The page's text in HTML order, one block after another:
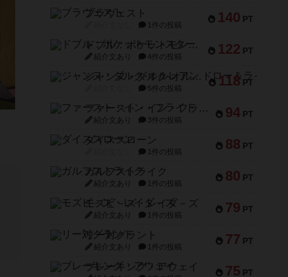
140 PT
ブラヴェスト
1件の投稿
122 PT
ドブル：ポケットモンスター
紹介文あり 4件の投稿
118 PT
ジャンヌ・ダルク-オルレアン ドロー＆ライト
5件の投稿
94 PT
ファースト・イン・フライト
紹介文あり 3件の投稿
88 PT
ダイススローン
1件の投稿
80 PT
ガルフストライク
紹介文あり 1件の投稿
79 PT
モズビ－ズ・レイダ－ズ
紹介文あり 1件の投稿
77 PT
リー対グラント
紹介文あり 1件の投稿
75 PT
ブレーキング・アウェイ